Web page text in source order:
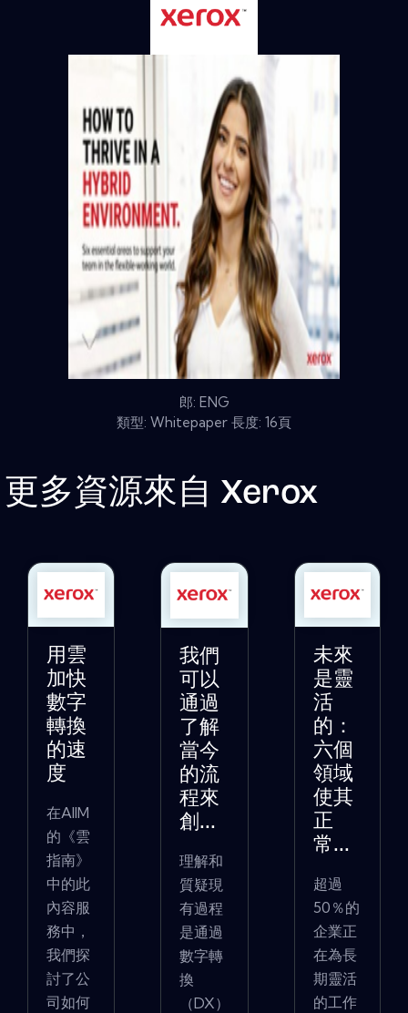
郎: ENG
類型: Whitepaper 長度: 16頁
更多資源來自 Xerox
用雲
加快
數字
轉換
的速
度
在AIIM
的《雲
指南》
中的此
內容服
務中，
我們探
討了公
司如何
我們
可以
通過
了解
當今
的流
程來
創...
理解和
質疑現
有過程
是通過
數字轉
換
（DX）
未來
是靈
活
的：
六個
領域
使其
正
常...
超過
50％的
企業正
在為長
期靈活
的工作